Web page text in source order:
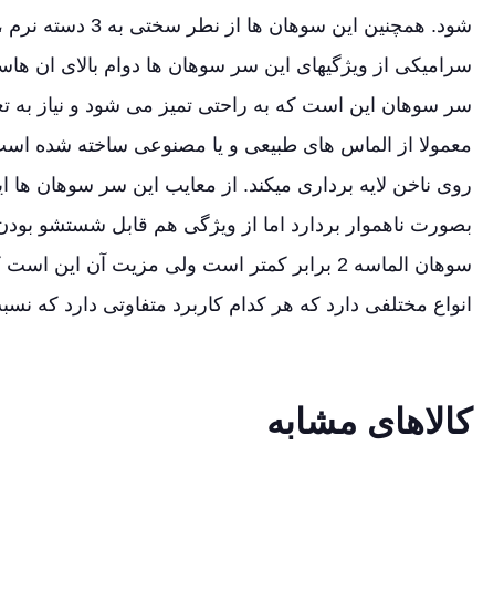
شود. همچنین
سرامیکی از ویژگیهای این سر سوهان ها دوام بالای ان
سر سوهان این است که به راحتی تمیز می شود و نیاز
معمولا از الماس های طبیعی و یا مصنوعی ساخته شده
روی ناخن لایه برداری میکند. از معایب این سر سوهان
بصورت ناهموار بردارد اما از ویژگی هم قابل شستشو
سوهان الماسه 2 برابر کمتر است ولی مزیت
انواع مختلفی دارد که هر کدام کاربرد متفاوتی دارد که
کالاهای مشابه